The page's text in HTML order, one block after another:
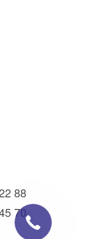
88
70